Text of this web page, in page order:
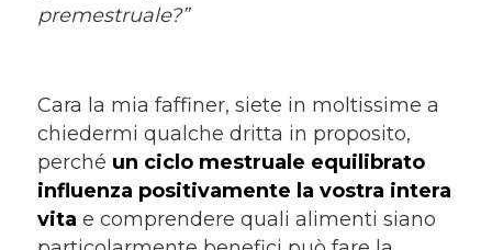
premestruale?”
Cara la mia faffiner, siete in moltissime a
chiedermi qualche dritta in proposito,
perché un ciclo mestruale equilibrato
influenza positivamente la vostra intera
vita e comprendere quali alimenti siano